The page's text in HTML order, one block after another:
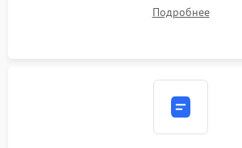
шлейфов, модулей памяти иПодробнее